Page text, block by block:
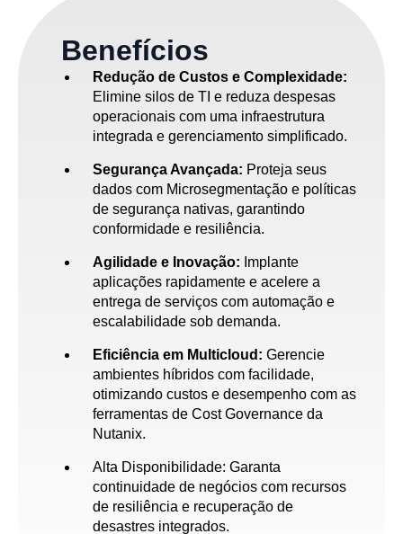
Benefícios
Redução de Custos e Complexidade:
Elimine silos de TI e reduza despesas
operacionais com uma infraestrutura
integrada e gerenciamento simplificado.
Segurança Avançada: Proteja seus
dados com Microsegmentação e políticas
de segurança nativas, garantindo
conformidade e resiliência.
Agilidade e Inovação: Implante
aplicações rapidamente e acelere a
entrega de serviços com automação e
escalabilidade sob demanda.
Eficiência em Multicloud: Gerencie
ambientes híbridos com facilidade,
otimizando custos e desempenho com as
ferramentas de Cost Governance da
Nutanix.
Alta Disponibilidade: Garanta
continuidade de negócios com recursos
de resiliência e recuperação de
desastres integrados.